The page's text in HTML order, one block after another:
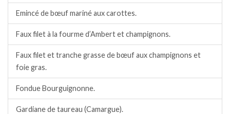
Emincé de bœuf mariné aux carottes.
Faux filet à la fourme d’Ambert et champignons.
Faux filet et tranche grasse de bœuf aux champignons et
foie gras.
Fondue Bourguignonne.
Gardiane de taureau (Camargue).